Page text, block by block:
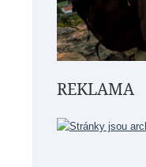
REKLAMA